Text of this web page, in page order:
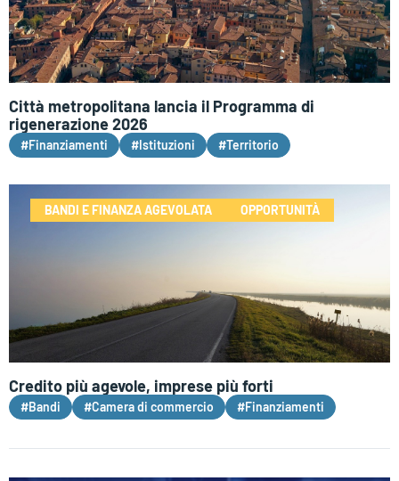
Città metropolitana lancia il Programma di
rigenerazione 2026
#Finanziamenti #Istituzioni #Territorio
BANDI E FINANZA AGEVOLATA OPPORTUNITÀ
Credito più agevole, imprese più forti
#Bandi #Camera di commercio #Finanziamenti